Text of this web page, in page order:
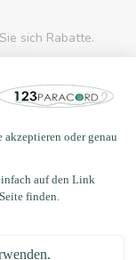
sich Rabatte.